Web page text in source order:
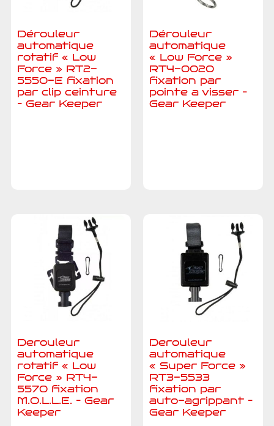
Dérouleur
automatique
rotatif « Low
Force » RT2-
5550-E fixation
par clip ceinture
– Gear Keeper
Dérouleur
automatique
« Low Force »
RT4-0020
fixation par
pointe a visser –
Gear Keeper
Derouleur
automatique
rotatif « Low
Force » RT4-
5570 fixation
M.O.L.L.E. – Gear
Keeper
Derouleur
automatique
« Super Force »
RT3-5533
fixation par
auto-agrippant –
Gear Keeper